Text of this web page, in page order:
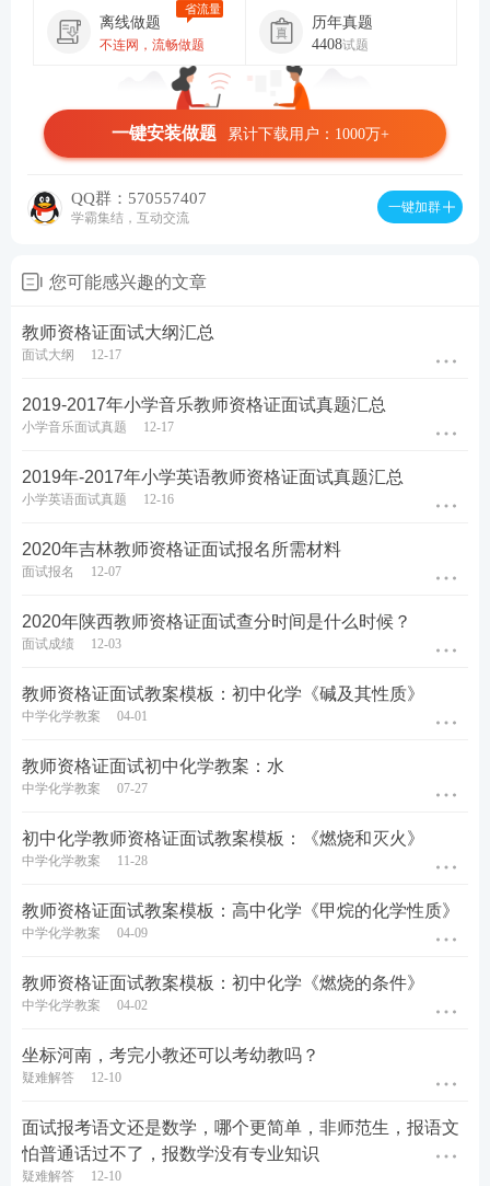
离线做题
不连网，流畅做题
省流量
历年真题
4408试题
一键安装做题 累计下载用户：1000万+
QQ群：570557407
学霸集结，互动交流
一键加群
您可能感兴趣的文章
教师资格证面试大纲汇总
面试大纲 12-17
2019-2017年小学音乐教师资格证面试真题汇总
小学音乐面试真题 12-17
2019年-2017年小学英语教师资格证面试真题汇总
小学英语面试真题 12-16
2020年吉林教师资格证面试报名所需材料
面试报名 12-07
2020年陕西教师资格证面试查分时间是什么时候？
面试成绩 12-03
教师资格证面试教案模板：初中化学《碱及其性质》
中学化学教案 04-01
教师资格证面试初中化学教案：水
中学化学教案 07-27
初中化学教师资格证面试教案模板：《燃烧和灭火》
中学化学教案 11-28
教师资格证面试教案模板：高中化学《甲烷的化学性质》
中学化学教案 04-09
教师资格证面试教案模板：初中化学《燃烧的条件》
中学化学教案 04-02
坐标河南，考完小教还可以考幼教吗？
疑难解答 12-10
面试报考语文还是数学，哪个更简单，非师范生，报语文
怕普通话过不了，报数学没有专业知识
疑难解答 12-10